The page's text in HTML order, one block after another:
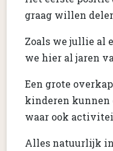
graag willen
Zoals we jullie al
we hier al jaren
Een grote
kinderen kunnen
waar ook
Alles natuurlijk